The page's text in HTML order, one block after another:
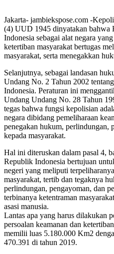
Jakarta- jambiekspose.com -
(4) UUD 1945 dinyatakan bahwa
Indonesia sebagai alat negara
ketertiban masyarakat bertugas
masyarakat, serta menegakkan
Selanjutnya, sebagai landasan
Undang No. 2 Tahun 2002
Indonesia. Peraturan ini
Undang Undang No. 28 Tahun
tegas bahwa fungsi kepolisian
negara dibidang pemeliharaan
penegakan hukum, perlindungan,
kepada masyarakat.
Hal ini diteruskan dalam pasal 4,
Republik Indonesia bertujuan
negeri yang meliputi
masyarakat, tertib dan tegaknya
perlindungan, pengayoman, dan
terbinanya ketentraman
asasi manusia.
Lantas apa yang harus dilakukan
persoalan keamanan dan
memilii luas 5.180.000 Km2
470.391 di tahun 2019.